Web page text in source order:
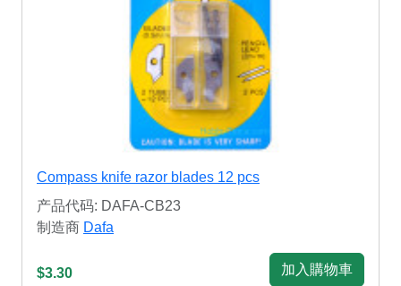
Compass knife razor blades 12 pcs
产品代码: DAFA-CB23
制造商 Dafa
$3.30 加入購物車